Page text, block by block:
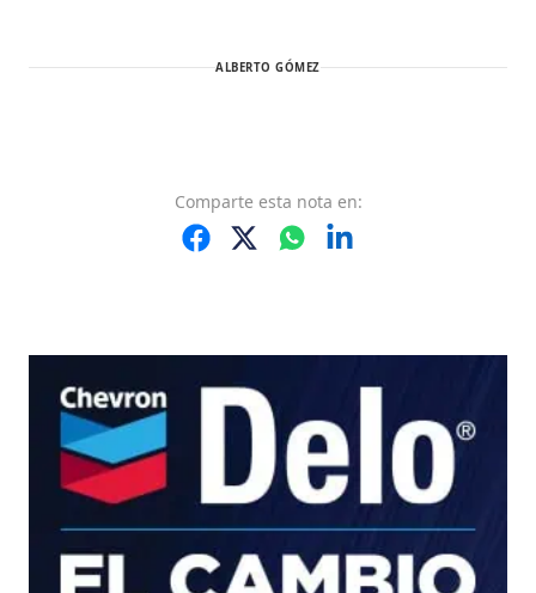
ALBERTO GÓMEZ
Comparte esta nota en: